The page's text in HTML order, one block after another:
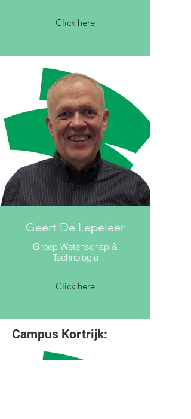
Click here
Geert De Lepeleer
Groep Wetenschap &
Technologie
Click here
Campus Kortrijk: